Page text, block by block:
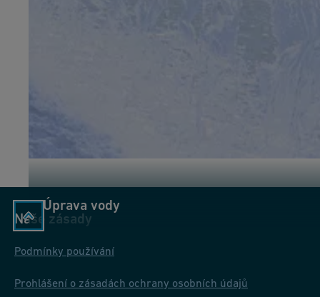
Úprava vody
Naše zásady
Podmínky používání
Prohlášení o zásadách ochrany osobních údajů